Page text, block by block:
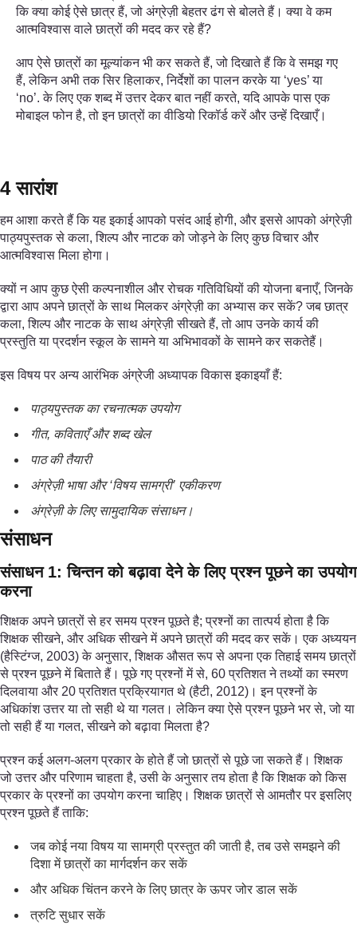
कि क्या कोई ऐसे छात्र हैं, जो अंग्रेज़ी बेहतर ढंग से बोलते हैं। क्या वे कम
आत्मविश्वास वाले छात्रों की मदद कर रहे हैं?
आप ऐसे छात्रों का मूल्यांकन भी कर सकते हैं, जो दिखाते हैं कि वे समझ गए
हैं, लेकिन अभी तक सिर हिलाकर, निर्देशों का पालन करके या ‘yes’ या
‘no’. के लिए एक शब्द में उत्तर देकर बात नहीं करते, यदि आपके पास एक
मोबाइल फोन है, तो इन छात्रों का वीडियो रिकॉर्ड करें और उन्हें दिखाएँ।
4 सारांश
हम आशा करते हैं कि यह इकाई आपको पसंद आई होगी, और इससे आपको अंग्रेज़ी
पाठ्यपुस्तक से कला, शिल्प और नाटक को जोड़ने के लिए कुछ विचार और
आत्मविश्वास मिला होगा।
क्यों न आप कुछ ऐसी कल्पनाशील और रोचक गतिविधियों की योजना बनाएँ, जिनके
द्वारा आप अपने छात्रों के साथ मिलकर अंग्रेज़ी का अभ्यास कर सकें? जब छात्र
कला, शिल्प और नाटक के साथ अंग्रेज़ी सीखते हैं, तो आप उनके कार्य की
प्रस्तुति या प्रदर्शन स्कूल के सामने या अभिभावकों के सामने कर सकतेहैं।
इस विषय पर अन्य आरंभिक अंग्रेजी अध्यापक विकास इकाइयाँ हैं:
पाठ्यपुस्तक का रचनात्मक उपयोग
गीत, कविताएँ और शब्द खेल
पाठ की तैयारी
अंग्रेज़ी भाषा और ‘विषय सामग्री’ एकीकरण
अंग्रेज़ी के लिए सामुदायिक संसाधन।
संसाधन
संसाधन 1: चिन्तन को बढ़ावा देने के लिए प्रश्न पूछने का उपयोग
करना
शिक्षक अपने छात्रों से हर समय प्रश्न पूछते है; प्रश्नों का तात्पर्य होता है कि
शिक्षक सीखने, और अधिक सीखने में अपने छात्रों की मदद कर सकें। एक अध्ययन
(हैस्टिंग्ज, 2003) के अनुसार, शिक्षक औसत रूप से अपना एक तिहाई समय छात्रों
से प्रश्न पूछने में बिताते हैं। पूछे गए प्रश्नों में से, 60 प्रतिशत ने तथ्यों का स्मरण
दिलवाया और 20 प्रतिशत प्रक्रियागत थे (हैटी, 2012)। इन प्रश्नों के
अधिकांश उत्तर या तो सही थे या गलत। लेकिन क्या ऐसे प्रश्न पूछने भर से, जो या
तो सही हैं या गलत, सीखने को बढ़ावा मिलता है?
प्रश्न कई अलग-अलग प्रकार के होते हैं जो छात्रों से पूछे जा सकते हैं। शिक्षक
जो उत्तर और परिणाम चाहता है, उसी के अनुसार तय होता है कि शिक्षक को किस
प्रकार के प्रश्नों का उपयोग करना चाहिए। शिक्षक छात्रों से आमतौर पर इसलिए
प्रश्न पूछते हैं ताकि:
जब कोई नया विषय या सामग्री प्रस्तुत की जाती है, तब उसे समझने की
दिशा में छात्रों का मार्गदर्शन कर सकें
और अधिक चिंतन करने के लिए छात्र के ऊपर जोर डाल सकें
त्रुटि सुधार सकें